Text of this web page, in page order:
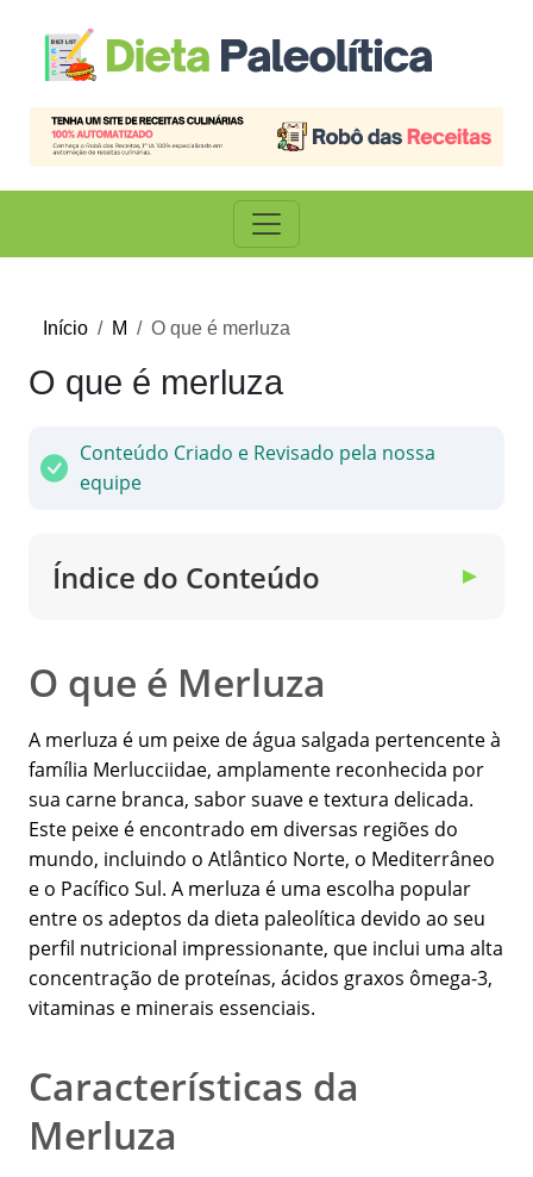
Início M O que é merluza
O que é merluza
Conteúdo Criado e Revisado pela nossa
equipe
Índice do Conteúdo ▼
O que é Merluza
A merluza é um peixe de água salgada pertencente à
família Merlucciidae, amplamente reconhecida por
sua carne branca, sabor suave e textura delicada.
Este peixe é encontrado em diversas regiões do
mundo, incluindo o Atlântico Norte, o Mediterrâneo
e o Pacífico Sul. A merluza é uma escolha popular
entre os adeptos da dieta paleolítica devido ao seu
perfil nutricional impressionante, que inclui uma alta
concentração de proteínas, ácidos graxos ômega-3,
vitaminas e minerais essenciais.
Características da
Merluza